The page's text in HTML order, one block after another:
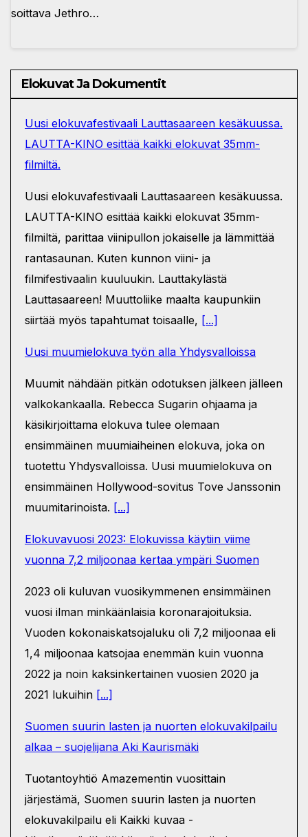
soittava Jethro…
Elokuvat Ja Dokumentit
Uusi elokuvafestivaali Lauttasaareen kesäkuussa.
LAUTTA-KINO esittää kaikki elokuvat 35mm-
filmiltä.
Uusi elokuvafestivaali Lauttasaareen kesäkuussa.
LAUTTA-KINO esittää kaikki elokuvat 35mm-
filmiltä, parittaa viinipullon jokaiselle ja lämmittää
rantasaunan. Kuten kunnon viini- ja
filmifestivaalin kuuluukin. Lauttakylästä
Lauttasaareen! Muuttoliike maalta kaupunkiin
siirtää myös tapahtumat toisaalle, [...]
Uusi muumielokuva työn alla Yhdysvalloissa
Muumit nähdään pitkän odotuksen jälkeen jälleen
valkokankaalla. Rebecca Sugarin ohjaama ja
käsikirjoittama elokuva tulee olemaan
ensimmäinen muumiaiheinen elokuva, joka on
tuotettu Yhdysvalloissa. Uusi muumielokuva on
ensimmäinen Hollywood-sovitus Tove Janssonin
muumitarinoista. [...]
Elokuvavuosi 2023: Elokuvissa käytiin viime
vuonna 7,2 miljoonaa kertaa ympäri Suomen
2023 oli kuluvan vuosikymmenen ensimmäinen
vuosi ilman minkäänlaisia koronarajoituksia.
Vuoden kokonaiskatsojaluku oli 7,2 miljoonaa eli
1,4 miljoonaa katsojaa enemmän kuin vuonna
2022 ja noin kaksinkertainen vuosien 2020 ja
2021 lukuihin [...]
Suomen suurin lasten ja nuorten elokuvakilpailu
alkaa – suojelijana Aki Kaurismäki
Tuotantoyhtiö Amazementin vuosittain
järjestämä, Suomen suurin lasten ja nuorten
elokuvakilpailu eli Kaikki kuvaa -